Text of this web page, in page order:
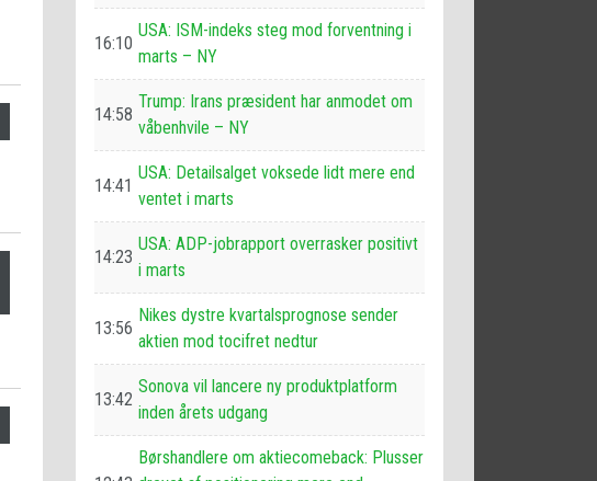
16:10
USA: ISM-indeks steg mod forventning i
marts – NY
14:58
Trump: Irans præsident har anmodet om
våbenhvile – NY
14:41
USA: Detailsalget voksede lidt mere end
ventet i marts
14:23
USA: ADP-jobrapport overrasker positivt
i marts
13:56
Nikes dystre kvartalsprognose sender
aktien mod tocifret nedtur
13:42
Sonova vil lancere ny produktplatform
inden årets udgang
Børshandlere om aktiecomeback: Plusser